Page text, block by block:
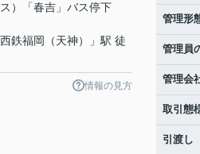
）「春吉」バス停下
西鉄福岡（天神）
」駅 徒
情報の見方
管理形
管理員
管理会
取引態
引渡し